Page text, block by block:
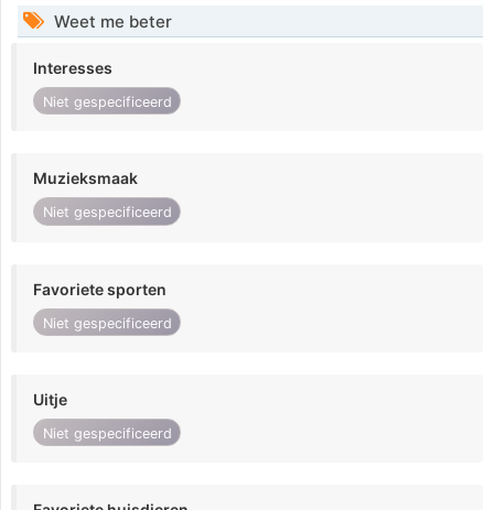
Weet me beter
Interesses
Niet gespecificeerd
Muzieksmaak
Niet gespecificeerd
Favoriete sporten
Niet gespecificeerd
Uitje
Niet gespecificeerd